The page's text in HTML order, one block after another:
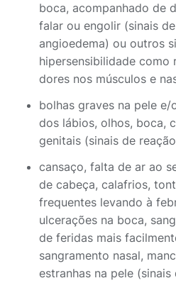
boca, acompanhado de
falar ou engolir (sinais
angioedema) ou outros
hipersensibilidade como
dores nos músculos e
bolhas graves na pele e/
dos lábios, olhos, boca,
genitais (sinais de
cansaço, falta de ar ao
de cabeça, calafrios,
frequentes levando à
ulcerações na boca,
de feridas mais
sangramento nasal,
estranhas na pele